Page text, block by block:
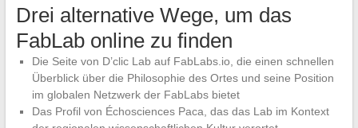
Drei alternative Wege, um das
FabLab online zu finden
Die Seite von D’clic Lab auf FabLabs.io, die einen schnellen
Überblick über die Philosophie des Ortes und seine Position
im globalen Netzwerk der FabLabs bietet
Das Profil von Échosciences Paca, das das Lab im Kontext